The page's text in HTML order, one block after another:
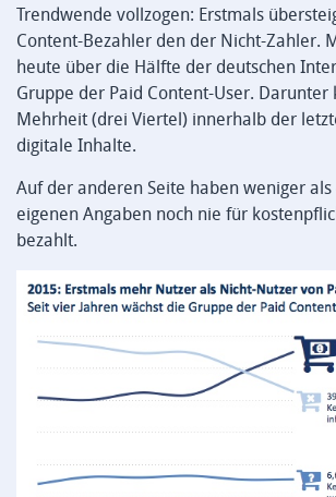
Trendwende vollzogen: Erstmals
Content-Bezahler den der Nicht-Zahler.
heute über die Hälfte der deutschen
Gruppe der Paid Content-User. Darunter
Mehrheit (drei Viertel) innerhalb der
digitale Inhalte.
Auf der anderen Seite haben weniger als
eigenen Angaben noch nie für
bezahlt.